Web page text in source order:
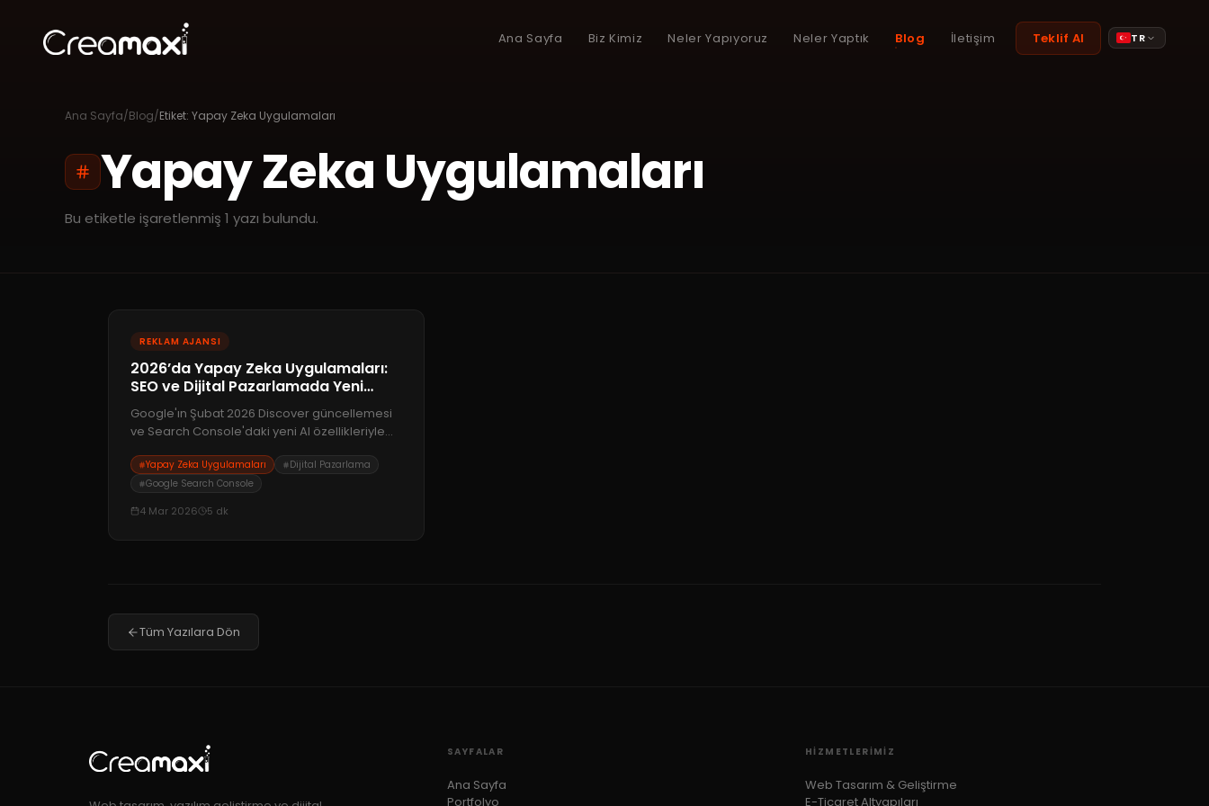
Ana Sayfa Biz Kimiz Neler Yapıyoruz Neler Yaptık Blog İletişim Teklif Al TR
Ana Sayfa/Blog/Etiket: Yapay Zeka Uygulamaları
Yapay Zeka Uygulamaları
Bu etiketle işaretlenmiş 1 yazı bulundu.
REKLAM AJANSI
2026’da Yapay Zeka Uygulamaları:
SEO ve Dijital Pazarlamada Yeni
Kurallar
Google'ın Şubat 2026 Discover güncellemesi
ve Search Console'daki yeni AI özellikleriyle
stratejilerindeki dönüştürücü etkisini keşfedin.
Yapay Zeka Uygulamaları
Dijital Pazarlama
Google Search Console
4 Mar 2026 5 dk
Tüm Yazılara Dön
SAYFALAR
Ana Sayfa
Portfolyo
HIZMETLERIMIZ
Web Tasarım & Geliştirme
E-Ticaret Altyapıları